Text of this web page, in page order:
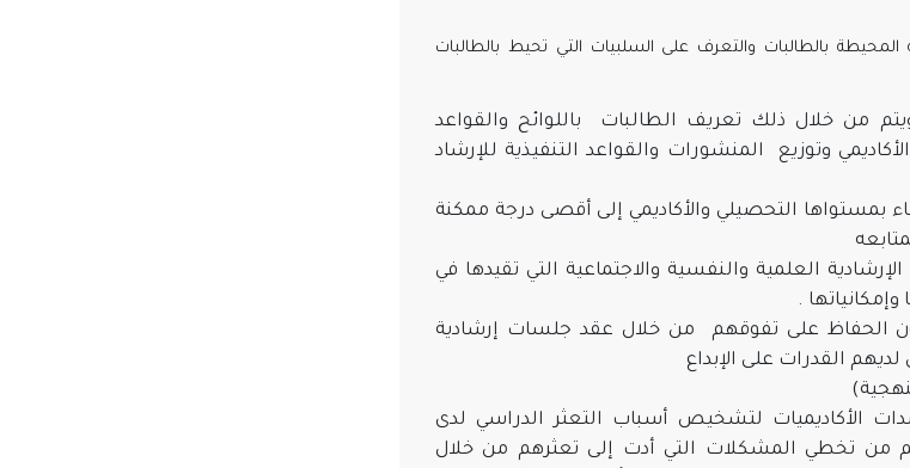
المحيطة بالطالبات والتعرف على السلبيات التي تحيط بالطالبات
من خلال ذلك تعريف الطالبات باللوائح والقواعد
وتوزيع المنشورات والقواعد التنفيذية للإرشاد
بمستواها التحصيلي والأكاديمي إلى أقصى درجة ممكنة
العلمية والنفسية والاجتماعية التي تقيدها في
.
الحفاظ على تفوقهم من خلال عقد جلسات إرشادية
القدرات على الإبداع
الأكاديميات لتشخيص أسباب التعثر الدراسي لدى
من تخطي المشكلات التي أدت إلى تعثرهم من خلال